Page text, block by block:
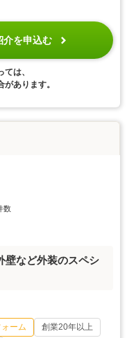
介を申込む
は、
あります。
数
壁など外装のスペシ
ーム
創業20年以上